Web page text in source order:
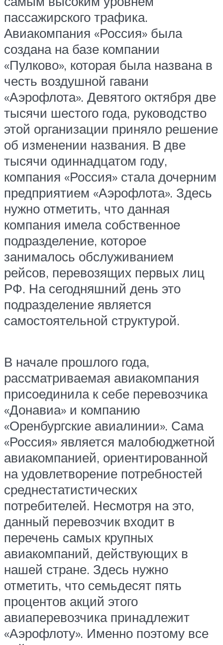
пассажирского трафика.
Авиакомпания «Россия» была
создана на базе компании
«Пулково», которая была названа в
честь воздушной гавани
«Аэрофлота». Девятого октября две
тысячи шестого года, руководство
этой организации приняло решение
об изменении названия. В две
тысячи одиннадцатом году,
компания «Россия» стала дочерним
предприятием «Аэрофлота». Здесь
нужно отметить, что данная
компания имела собственное
подразделение, которое
занималось обслуживанием
рейсов, перевозящих первых лиц
РФ. На сегодняшний день это
подразделение является
самостоятельной структурой.
В начале прошлого года,
рассматриваемая авиакомпания
присоединила к себе перевозчика
«Донавиа» и компанию
«Оренбургские авиалинии». Сама
«Россия» является малобюджетной
авиакомпанией, ориентированной
на удовлетворение потребностей
среднестатистических
потребителей. Несмотря на это,
данный перевозчик входит в
перечень самых крупных
авиакомпаний, действующих в
нашей стране. Здесь нужно
отметить, что семьдесят пять
процентов акций этого
авиаперевозчика принадлежит
«Аэрофлоту». Именно поэтому все